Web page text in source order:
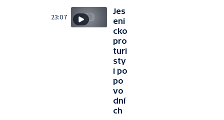
23:07
Jes
eni
cko
pro
turi
sty
i po
po
vo
dní
ch